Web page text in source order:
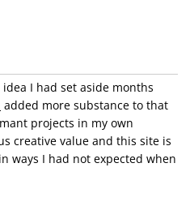
I had set aside months
added more substance to that
projects in my own
creative value and this site is
ways I had not expected when